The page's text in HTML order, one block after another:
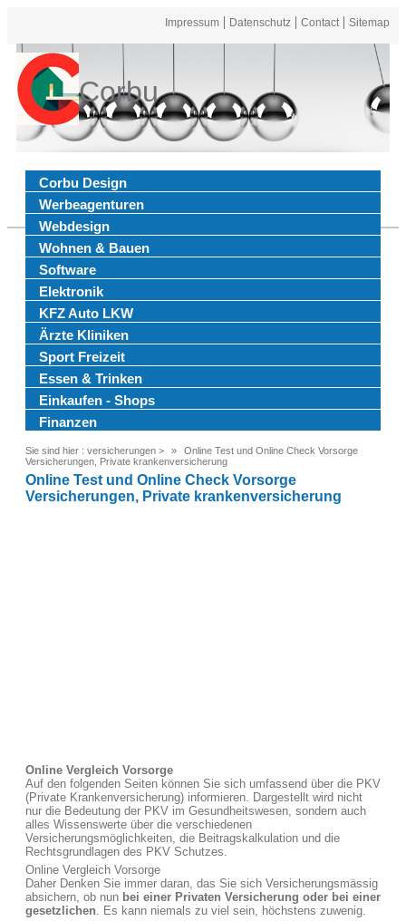
Impressum Datenschutz Contact Sitemap
Corbu
Corbu Design
Werbeagenturen
Webdesign
Wohnen & Bauen
Software
Elektronik
KFZ Auto LKW
Ärzte Kliniken
Sport Freizeit
Essen & Trinken
Einkaufen - Shops
Finanzen
Sie sind hier : versicherungen >
Online Test und Online Check Vorsorge
Versicherungen, Private krankenversicherung
Online Test und Online Check Vorsorge
Versicherungen, Private krankenversicherung
Online Vergleich Vorsorge
Auf den folgenden Seiten können Sie sich umfassend über die PKV
(Private Krankenversicherung) informieren. Dargestellt wird nicht
nur die Bedeutung der PKV im Gesundheitswesen, sondern auch
alles Wissenswerte über die verschiedenen
Versicherungsmöglichkeiten, die Beitragskalkulation und die
Rechtsgrundlagen des PKV Schutzes.
Online Vergleich Vorsorge
Daher Denken Sie immer daran, das Sie sich Versicherungsmässig
absichern, ob nun bei einer Privaten Versicherung oder bei einer
gesetzlichen. Es kann niemals zu viel sein, höchstens zuwenig.